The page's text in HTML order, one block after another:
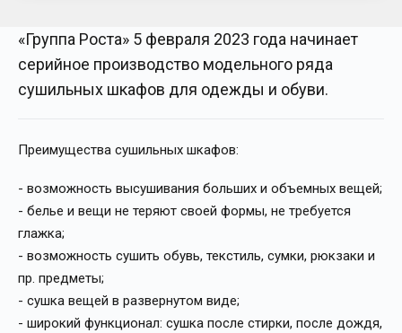
«Группа Роста» 5 февраля 2023 года начинает
серийное производство модельного ряда
сушильных шкафов для одежды и обуви.
Преимущества сушильных шкафов:
- возможность высушивания больших и объемных вещей;
- белье и вещи не теряют своей формы, не требуется
глажка;
- возможность сушить обувь, текстиль, сумки, рюкзаки и
пр. предметы;
- сушка вещей в развернутом виде;
- широкий функционал: сушка после стирки, после дождя,